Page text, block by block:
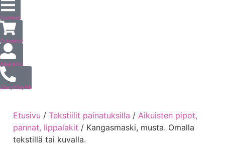
Tuotteet
Ostoskori
Asiakastili
Ota yhteyttä
Etusivu / Tekstiilit painatuksilla / Aikuisten pipot,
pannat, lippalakit / Kangasmaski, musta. Omalla
tekstillä tai kuvalla.